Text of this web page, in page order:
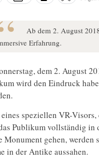
Ab dem 2. August
Erfahrung.
dem 2. August
wird den Eindruck
speziellen VR-Visors,
Publikum vollständig in
Monument gehen, werden
in der Antike aussahen.